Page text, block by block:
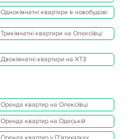
Однокімнатні квартири в новобудові
Трикімнатні квартири на Олексіївці
Двокімнатні квартири на ХТЗ
Оренда квартир на Олексіївці
Оренда квартир на Одеській
Оренда квартир у П'ятихатках